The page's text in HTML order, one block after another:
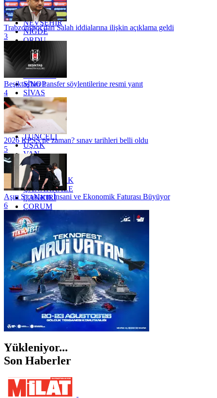
MUĞLA
MUŞ
NEVŞEHİR
NİĞDE
ORDU
OSMANİYE
RİZE
SAKARYA
SİNOP
SİVAS
SİİRT
TEKİRDAĞ
TOKAT
TRABZON
TUNCELİ
UŞAK
VAN
YALOVA
YOZGAT
ZONGULDAK
ÇANAKKALE
ÇANKIRI
ÇORUM
İSTANBUL
İZMİR
ŞANLIURFA
ŞIRNAK
Trabzonspor'dan Salah iddialarına ilişkin açıklama geldi
3
Beşiktaş'tan transfer söylentilerine resmi yanıt
4
2026 KPSS ne zaman? sınav tarihleri belli oldu
5
Aşırı Sıcakların İnsani ve Ekonomik Faturası Büyüyor
6
Yükleniyor...
Son Haberler